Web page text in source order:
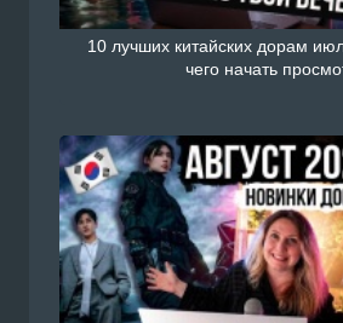
10 лучших китайских дорам
чего начать